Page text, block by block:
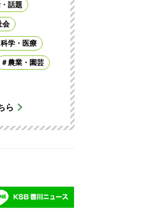
話題
会
科学・医療
農業・園芸
ら